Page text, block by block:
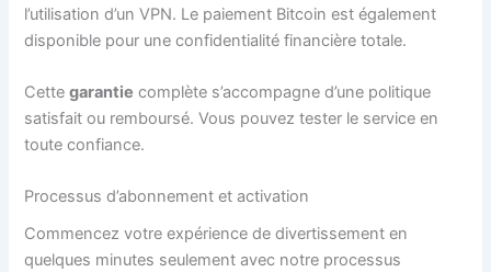
l’utilisation d’un VPN. Le paiement Bitcoin est également
disponible pour une confidentialité financière totale.
Cettegarantie complète s’accompagne d’une politique
satisfait ou remboursé. Vous pouvez tester le service en
toute confiance.
Processus d’abonnement et activation
Commencez votre expérience de divertissement en
quelques minutes seulement avec notre processus